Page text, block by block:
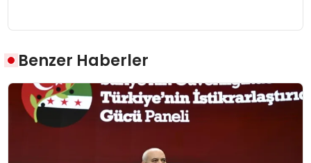
Benzer Haberler